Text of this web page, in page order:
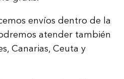
envíos dentro de la
atender también
Canarias, Ceuta y